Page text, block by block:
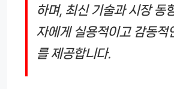
하며, 최신 기술과 시장 동
자에게 실용적이고 감동적
를 제공합니다.